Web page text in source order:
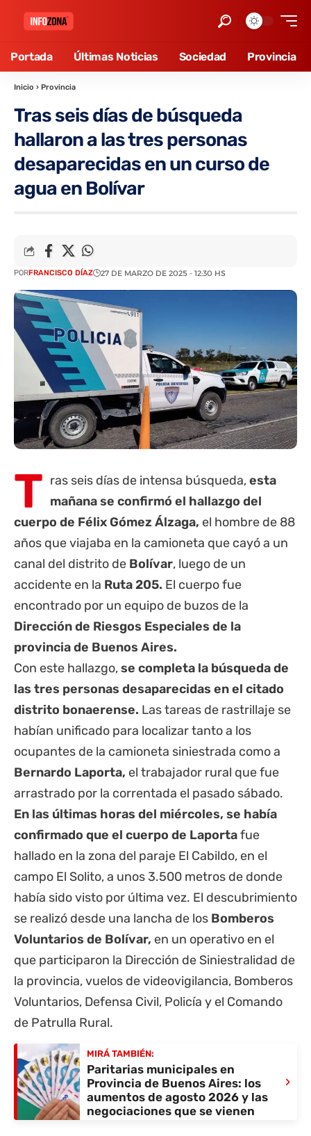
Portada Últimas Noticias Sociedad Provincia
Inicio › Provincia
Tras seis días de búsqueda
hallaron a las tres personas
desaparecidas en un curso de
agua en Bolívar
PORFRANCISCO DÍAZ 27 DE MARZO DE 2025 - 12:30 HS
T ras seis días de intensa búsqueda,esta
mañana se confirmó el hallazgo del
cuerpo de Félix Gómez Álzaga, el hombre de 88
años que viajaba en la camioneta que cayó a un
canal del distrito de Bolívar, luego de un
accidente en la Ruta 205. El cuerpo fue
encontrado por un equipo de buzos de la
Dirección de Riesgos Especiales de la
provincia de Buenos Aires.
Con este hallazgo,se completa la búsqueda de
las tres personas desaparecidas en el citado
distrito bonaerense. Las tareas de rastrillaje se
habían unificado para localizar tanto a los
ocupantes de la camioneta siniestrada como a
Bernardo Laporta, el trabajador rural que fue
arrastrado por la correntada el pasado sábado.
En las últimas horas del miércoles, se había
confirmado que el cuerpo de Laportafue
hallado en la zona del paraje El Cabildo, en el
campo El Solito, a unos 3.500 metros de donde
había sido visto por última vez. El descubrimiento
se realizó desde una lancha de los Bomberos
Voluntarios de Bolívar, en un operativo en el
que participaron la Dirección de Siniestralidad de
la provincia, vuelos de videovigilancia, Bomberos
Voluntarios, Defensa Civil, Policía y el Comando
de Patrulla Rural.
MIRÁ TAMBIÉN:
Paritarias municipales en
Provincia de Buenos Aires: los
aumentos de agosto 2026 y las
negociaciones que se vienen
›